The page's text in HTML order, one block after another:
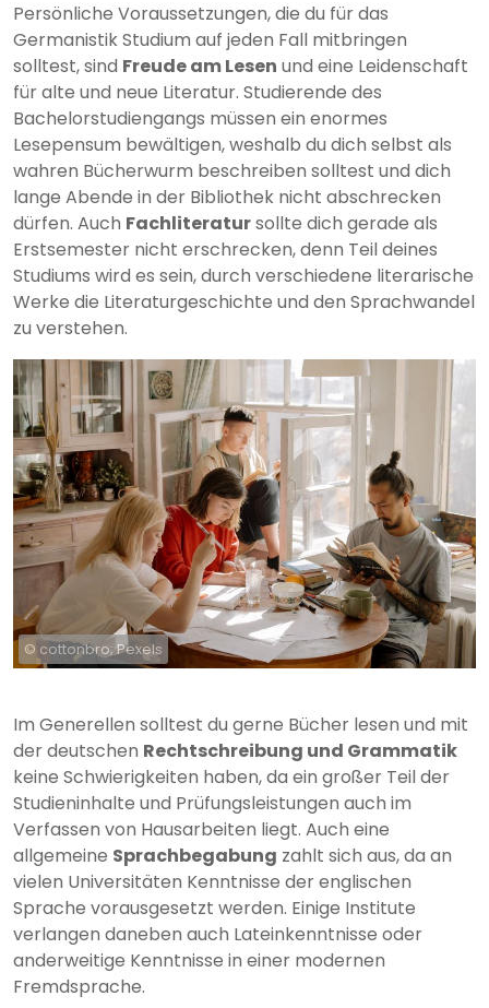
Persönliche Voraussetzungen, die du für das
Germanistik Studium auf jeden Fall mitbringen
solltest, sind Freude am Lesen und eine Leidenschaft
für alte und neue Literatur. Studierende des
Bachelorstudiengangs müssen ein enormes
Lesepensum bewältigen, weshalb du dich selbst als
wahren Bücherwurm beschreiben solltest und dich
lange Abende in der Bibliothek nicht abschrecken
dürfen. Auch Fachliteratursollte dich gerade als
Erstsemester nicht erschrecken, denn Teil deines
Studiums wird es sein, durch verschiedene literarische
Werke die Literaturgeschichte und den Sprachwandel
zu verstehen.
© cottonbro; Pexels
Im Generellen solltest du gerne Bücher lesen und mit
der deutschen Rechtschreibung und Grammatik
keine Schwierigkeiten haben, da ein großer Teil der
Studieninhalte und Prüfungsleistungen auch im
Verfassen von Hausarbeiten liegt. Auch eine
allgemeine Sprachbegabung zahlt sich aus, da an
vielen Universitäten Kenntnisse der englischen
Sprache vorausgesetzt werden. Einige Institute
verlangen daneben auch Lateinkenntnisse oder
anderweitige Kenntnisse in einer modernen
Fremdsprache.